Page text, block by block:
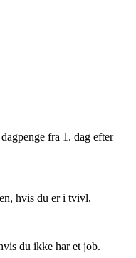
fra 1. dag efter
hvis du er i tvivl.
du ikke har et job.